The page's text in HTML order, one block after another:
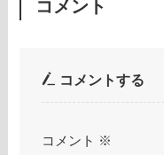
コメント
コメントする
コメント ※